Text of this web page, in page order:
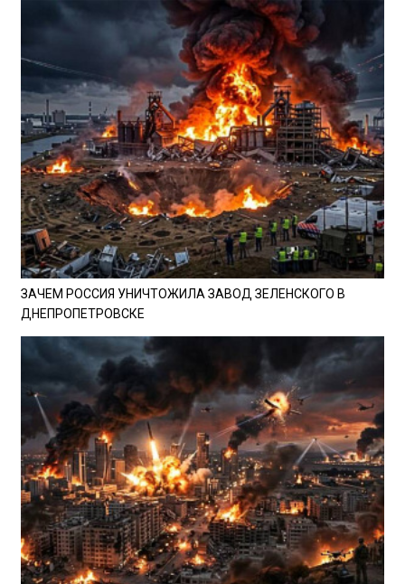
ЗАЧЕМ РОССИЯ УНИЧТОЖИЛА ЗАВОД ЗЕЛЕНСКОГО В
ДНЕПРОПЕТРОВСКЕ